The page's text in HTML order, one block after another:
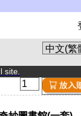
site.